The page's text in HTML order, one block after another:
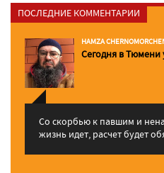
ПОСЛЕДНИЕ КОММЕНТАРИИ
HAMZA
Сегодня в
Со скорбью к павшим и
жизнь идет, расчет будет